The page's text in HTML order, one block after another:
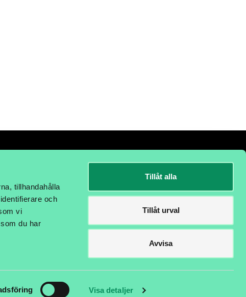
tillhandahålla
och
vi
du har
Visa detaljer
Tillåt alla
Tillåt urval
Avvisa